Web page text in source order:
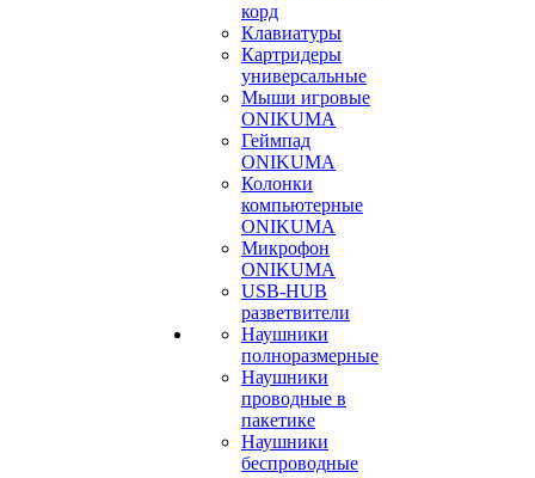
корд
Клавиатуры
Картридеры
универсальные
Мыши игровые
ONIKUMA
Геймпад
ONIKUMA
Колонки
компьютерные
ONIKUMA
Микрофон
ONIKUMA
USB-HUB
разветвители
Наушники
полноразмерные
Наушники
проводные в
пакетике
Наушники
беспроводные